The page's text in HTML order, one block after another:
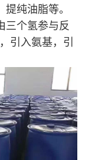
纯油脂等。
三个氢参与反
引入氨基，引